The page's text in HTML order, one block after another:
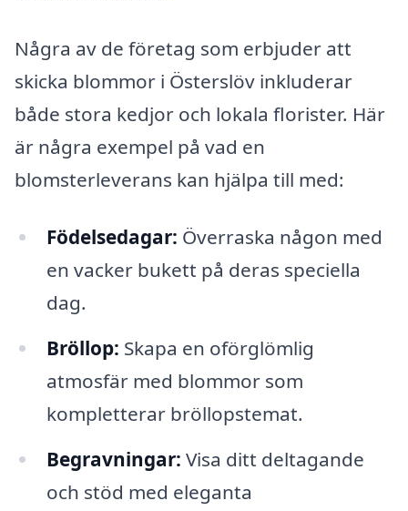
Några av de företag som erbjuder att
skicka blommor i Österslöv inkluderar
både stora kedjor och lokala florister. Här
är några exempel på vad en
blomsterleverans kan hjälpa till med:
Födelsedagar: Överraska någon med
en vacker bukett på deras speciella
dag.
Bröllop: Skapa en oförglömlig
atmosfär med blommor som
kompletterar bröllopstemat.
Begravningar: Visa ditt deltagande
och stöd med eleganta